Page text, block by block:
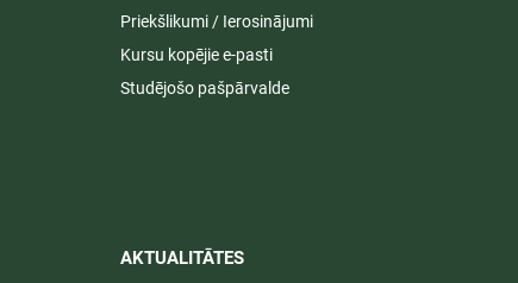
Priekšlikumi / Ierosinājumi
Kursu kopējie e-pasti
Studējošo pašpārvalde
AKTUALITĀTES​​